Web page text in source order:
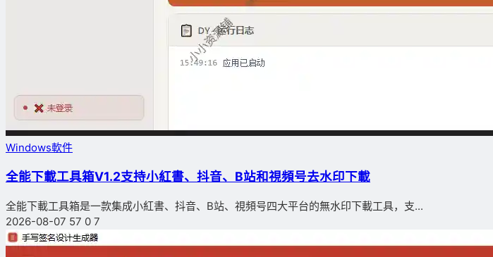
Windows軟件
全能下載工具箱V1.2支持小紅書、抖音、B站和視頻号去水印下載
全能下載工具箱是一款集成小紅書、抖音、B站、視頻号四大平台的無水印下載工具，支...
2026-08-07 57 0 7